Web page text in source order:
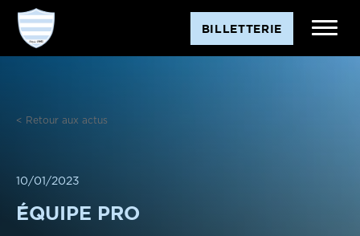
Aller
contenu
BILLETTERIE
< Retour aux actus
10/01/2023
ÉQUIPE PRO